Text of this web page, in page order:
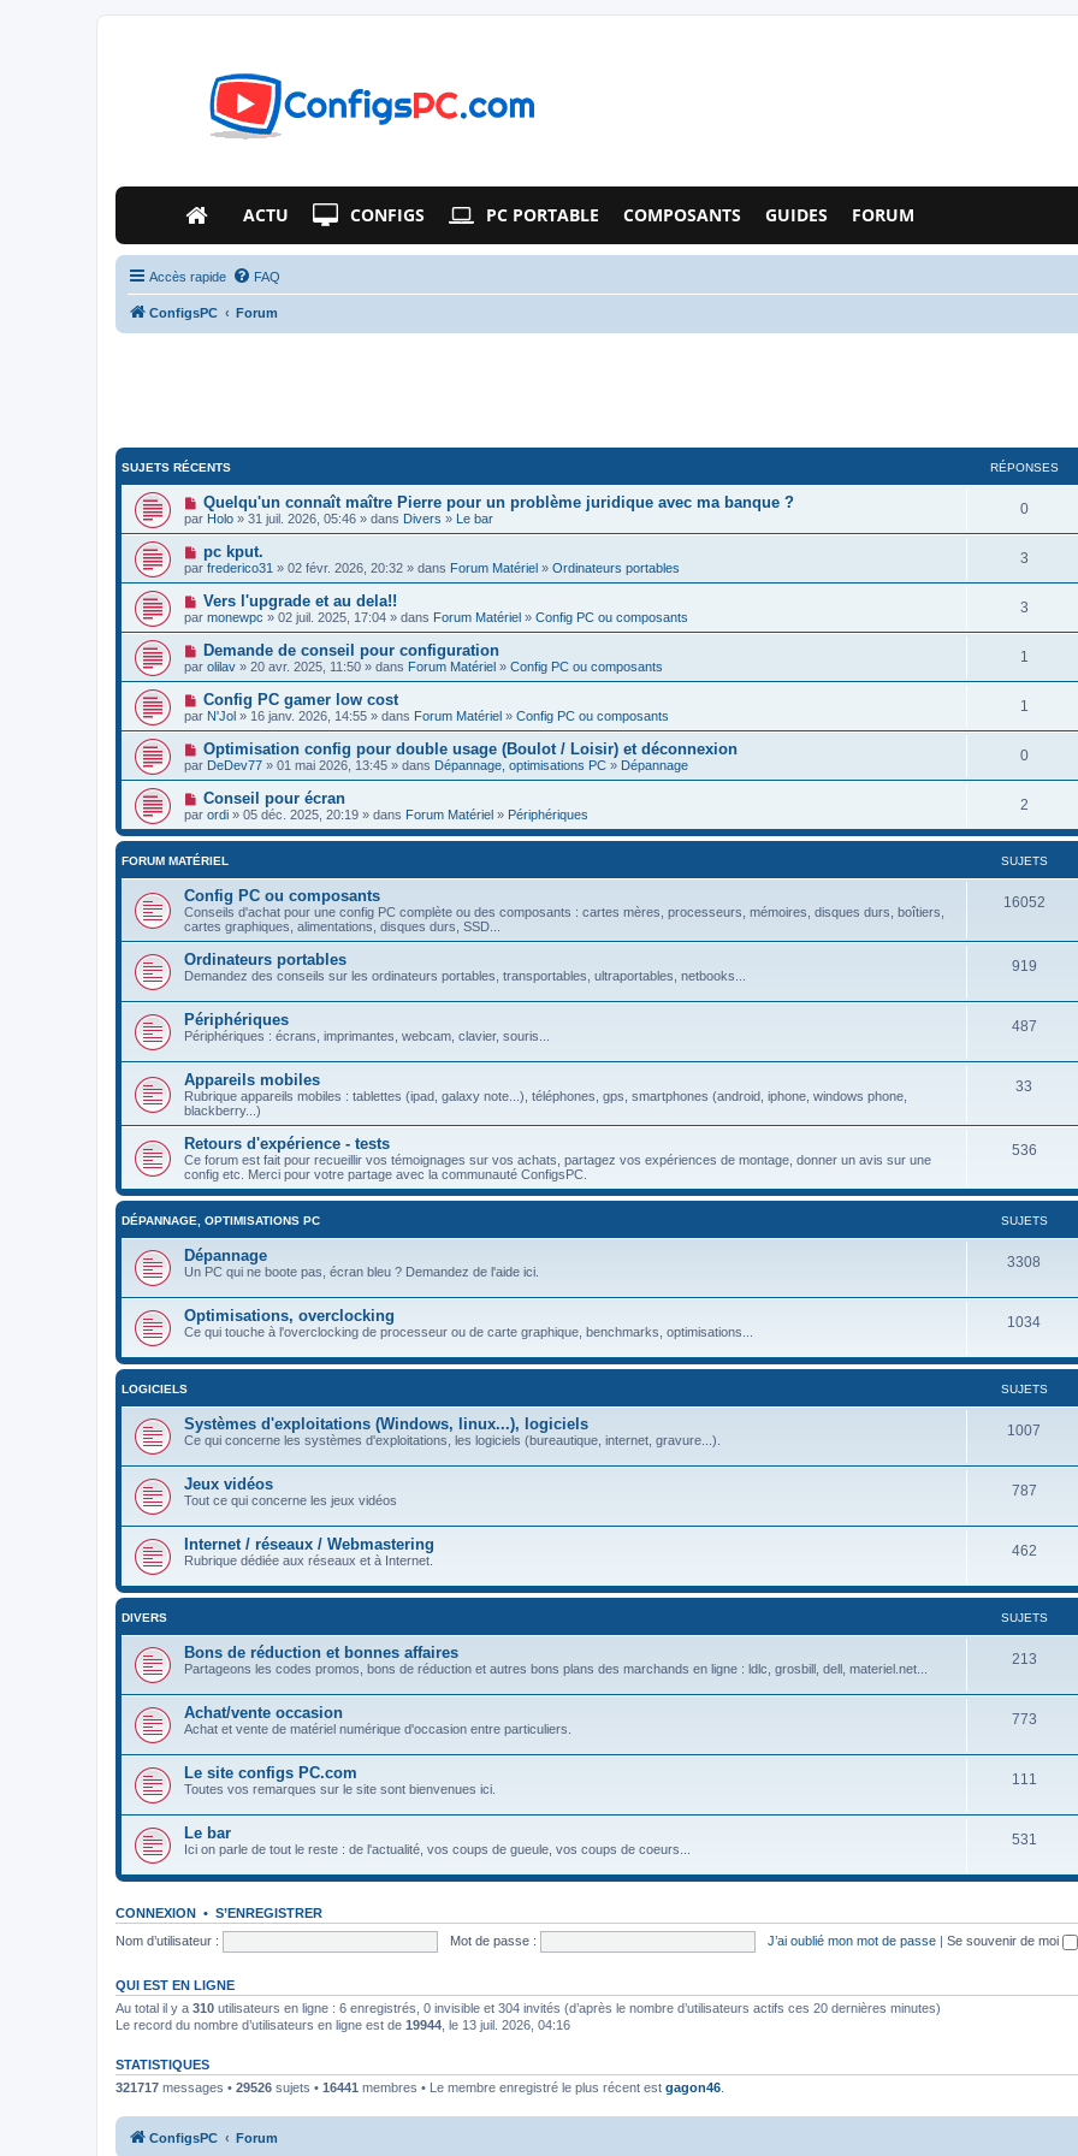
ACTU CONFIGS PC PORTABLE COMPOSANTS GUIDES FORUM
Accès rapide FAQ
ConfigsPC Forum
SUJETS RÉCENTS RÉPONSES
Quelqu'un connaît maître Pierre pour un problème juridique avec ma banque ?
par Holo » 31 juil. 2026, 05:46 » dans Divers » Le bar
0
pc kput.
par frederico31 » 02 févr. 2026, 20:32 » dans Forum Matériel » Ordinateurs portables
3
Vers l'upgrade et au dela!!
par monewpc » 02 juil. 2025, 17:04 » dans Forum Matériel » Config PC ou composants
3
Demande de conseil pour configuration
par olilav » 20 avr. 2025, 11:50 » dans Forum Matériel » Config PC ou composants
1
Config PC gamer low cost
par N'Jol » 16 janv. 2026, 14:55 » dans Forum Matériel » Config PC ou composants
1
Optimisation config pour double usage (Boulot / Loisir) et déconnexion
par DeDev77 » 01 mai 2026, 13:45 » dans Dépannage, optimisations PC » Dépannage
0
Conseil pour écran
par ordi » 05 déc. 2025, 20:19 » dans Forum Matériel » Périphériques
2
FORUM MATÉRIEL SUJETS
Config PC ou composants
Conseils d'achat pour une config PC complète ou des composants : cartes mères, processeurs, mémoires, disques durs, boîtiers,
cartes graphiques, alimentations, disques durs, SSD...
16052
Ordinateurs portables
Demandez des conseils sur les ordinateurs portables, transportables, ultraportables, netbooks...
919
Périphériques
Périphériques : écrans, imprimantes, webcam, clavier, souris...
487
Appareils mobiles
Rubrique appareils mobiles : tablettes (ipad, galaxy note...), téléphones, gps, smartphones (android, iphone, windows phone,
blackberry...)
33
Retours d'expérience - tests
Ce forum est fait pour recueillir vos témoignages sur vos achats, partagez vos expériences de montage, donner un avis sur une
config etc. Merci pour votre partage avec la communauté ConfigsPC.
536
DÉPANNAGE, OPTIMISATIONS PC SUJETS
Dépannage
Un PC qui ne boote pas, écran bleu ? Demandez de l'aide ici.
3308
Optimisations, overclocking
Ce qui touche à l'overclocking de processeur ou de carte graphique, benchmarks, optimisations...
1034
LOGICIELS SUJETS
Systèmes d'exploitations (Windows, linux...), logiciels
Ce qui concerne les systèmes d'exploitations, les logiciels (bureautique, internet, gravure...).
1007
Jeux vidéos
Tout ce qui concerne les jeux vidéos
787
Internet / réseaux / Webmastering
Rubrique dédiée aux réseaux et à Internet.
462
DIVERS SUJETS
Bons de réduction et bonnes affaires
Partageons les codes promos, bons de réduction et autres bons plans des marchands en ligne : ldlc, grosbill, dell, materiel.net...
213
Achat/vente occasion
Achat et vente de matériel numérique d'occasion entre particuliers.
773
Le site configs PC.com
Toutes vos remarques sur le site sont bienvenues ici.
111
Le bar
Ici on parle de tout le reste : de l'actualité, vos coups de gueule, vos coups de coeurs...
531
CONNEXION • S’ENREGISTRER
Nom d’utilisateur :
Mot de passe : J’ai oublié mon mot de passe | Se souvenir de moi
QUI EST EN LIGNE
Au total il y a 310 utilisateurs en ligne : 6 enregistrés, 0 invisible et 304 invités (d’après le nombre d’utilisateurs actifs ces 20 dernières minutes)
Le record du nombre d’utilisateurs en ligne est de 19944 , le 13 juil. 2026, 04:16
STATISTIQUES
321717 messages • 29526 sujets • 16441 membres • Le membre enregistré le plus récent est gagon46
ConfigsPC Forum